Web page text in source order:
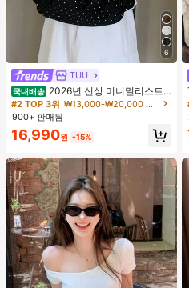
6
TUU
국내배송 2026년 신상 미니멀리스트
도트 캔버스 토트백, 대용량 캐주얼 다
용도 통근 숄더 핸드백
#2 TOP 3위
₩13,000-₩20,000 여성 숄더백
900+ 판매됨
16,990원 -15%